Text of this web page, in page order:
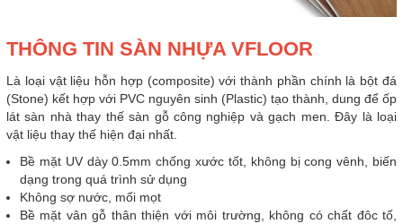
THÔNG TIN SÀN NHỰA VFLOOR
Là loại vật liệu hỗn hợp (composite) với thành phần chính là bột đá
(Stone) kết hợp với PVC nguyên sinh (Plastic) tạo thành, dung để ốp
lát sàn nhà thay thế sàn gỗ công nghiệp và gạch men. Đây là loại
vật liệu thay thế hiện đại nhất.
Bề mặt UV dày 0.5mm chống xước tốt, không bị cong vênh, biến
dạng trong quá trình sử dụng
Không sợ nước, mối mọt
Bề mặt vân gỗ thân thiện với môi trường, không có chất đôc tố,